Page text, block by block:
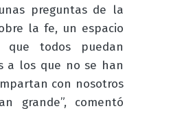
preguntas de la
la fe, un espacio
todos puedan
a los que no se han
con nosotros
grande”, comentó